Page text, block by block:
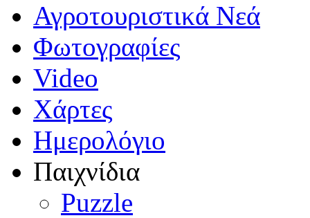
Αγροτουριστικά Νεά
Φωτογραφίες
Video
Χάρτες
Ημερολόγιο
Παιχνίδια
Puzzle